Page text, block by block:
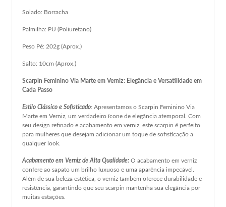
Solado: Borracha
Palmilha: PU (Poliuretano)
Peso Pé: 202g (Aprox.)
Salto: 10cm (Aprox.)
Scarpin Feminino Via Marte em Verniz: Elegância e Versatilidade em
Cada Passo
Estilo Clássico e Sofisticado: Apresentamos o Scarpin Feminino Via
Marte em Verniz, um verdadeiro ícone de elegância atemporal. Com
seu design refinado e acabamento em verniz, este scarpin é perfeito
para mulheres que desejam adicionar um toque de sofisticação a
qualquer look.
Acabamento em Verniz de Alta Qualidade: O acabamento em verniz
confere ao sapato um brilho luxuoso e uma aparência impecável.
Além de sua beleza estética, o verniz também oferece durabilidade e
resistência, garantindo que seu scarpin mantenha sua elegância por
muitas estações.